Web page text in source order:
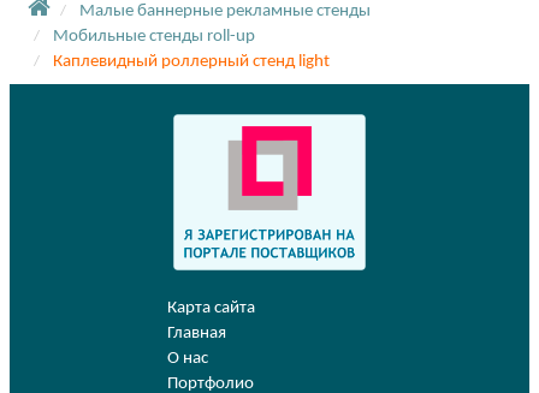
Малые баннерные рекламные стенды
Мобильные стенды roll-up
Каплевидный роллерный стенд light
Карта сайта
Главная
О нас
Портфолио